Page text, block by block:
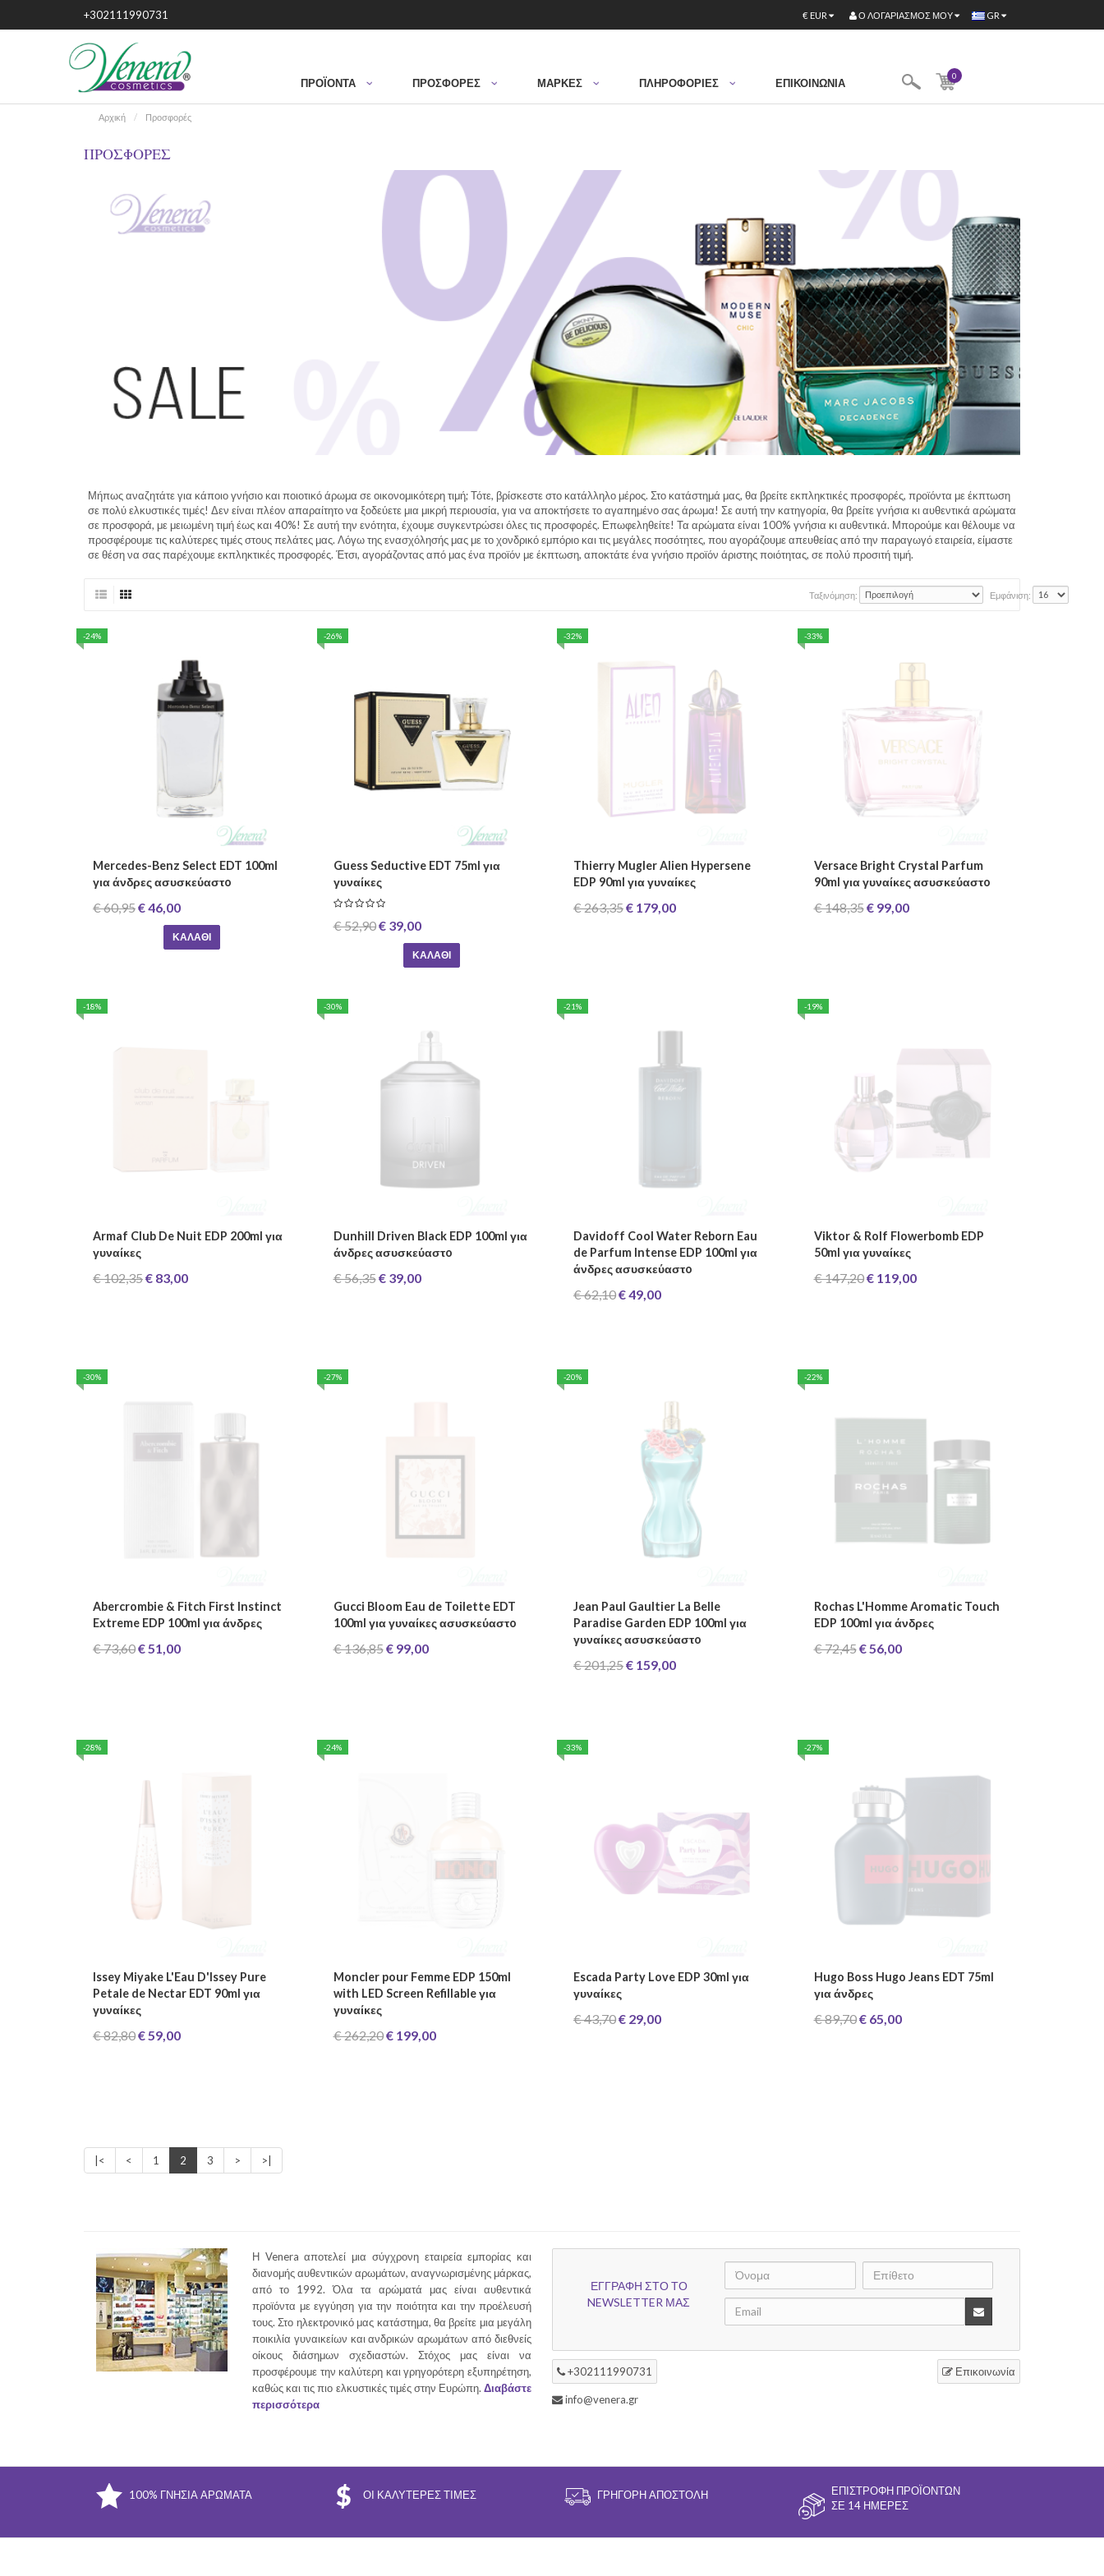
+302111990731 GR
€ EUR Ο ΛΟΓΑΡΙΑΣΜΌΣ ΜΟΥ
ΠΡΟΪΌΝΤΑ ΠΡΟΣΦΟΡΈΣ ΜΆΡΚΕΣ ΠΛΗΡΟΦΟΡΙΕΣ ΕΠΙΚΟΙΝΩΝΊΑ
0
Αρχική Προσφορές
ΠΡΟΣΦΟΡΈΣ
Μήπως αναζητάτε για κάποιο γνήσιο και ποιοτικό άρωμα σε οικονομικότερη τιμή; Τότε, βρίσκεστε στο κατάλληλο μέρος. Στο κατάστημά μας, θα βρείτε εκπληκτικές προσφορές, προϊόντα με έκπτωση
σε πολύ ελκυστικές τιμές! Δεν είναι πλέον απαραίτητο να ξοδεύετε μια μικρή περιουσία, για να αποκτήσετε το αγαπημένο σας άρωμα! Σε αυτή την κατηγορία, θα βρείτε γνήσια κι αυθεντικά αρώματα
σε προσφορά, με μειωμένη τιμή έως και 40%! Σε αυτή την ενότητα, έχουμε συγκεντρώσει όλες τις προσφορές. Επωφεληθείτε! Τα αρώματα είναι 100% γνήσια κι αυθεντικά. Μπορούμε και θέλουμε να
προσφέρουμε τις καλύτερες τιμές στους πελάτες μας. Λόγω της ενασχόλησής μας με το χονδρικό εμπόριο και τις μεγάλες ποσότητες, που αγοράζουμε απευθείας από την παραγωγό εταιρεία, είμαστε
σε θέση να σας παρέχουμε εκπληκτικές προσφορές. Έτσι, αγοράζοντας από μας ένα προϊόν με έκπτωση, αποκτάτε ένα γνήσιο προϊόν άριστης ποιότητας, σε πολύ προσιτή τιμή.
Ταξινόμηση: Εμφάνιση:
-24%
Mercedes-Benz Select EDT 100ml
για άνδρες ασυσκεύαστo
€ 60,95€ 46,00
ΚΑΛΆΘΙ
-26%
Guess Seductive EDT 75ml για
γυναίκες
€ 52,90€ 39,00
ΚΑΛΆΘΙ
-32%
Thierry Mugler Alien Hypersene
EDP 90ml για γυναίκες
€ 263,35€ 179,00
-33%
Versace Bright Crystal Parfum
90ml για γυναίκες ασυσκεύαστo
€ 148,35€ 99,00
-18%
Armaf Club De Nuit EDP 200ml για
γυναίκες
€ 102,35€ 83,00
-30%
Dunhill Driven Black EDP 100ml για
άνδρες ασυσκεύαστo
€ 56,35€ 39,00
-21%
Davidoff Cool Water Reborn Eau
de Parfum Intense EDP 100ml για
άνδρες ασυσκεύαστo
€ 62,10€ 49,00
-19%
Viktor & Rolf Flowerbomb EDP
50ml για γυναίκες
€ 147,20€ 119,00
-30%
Abercrombie & Fitch First Instinct
Extreme EDP 100ml για άνδρες
€ 73,60€ 51,00
-27%
Gucci Bloom Eau de Toilette EDT
100ml για γυναίκες ασυσκεύαστo
€ 136,85€ 99,00
-20%
Jean Paul Gaultier La Belle
Paradise Garden EDP 100ml για
γυναίκες ασυσκεύαστo
€ 201,25€ 159,00
-22%
Rochas L'Homme Aromatic Touch
EDP 100ml για άνδρες
€ 72,45€ 56,00
-28%
Issey Miyake L'Eau D'Issey Pure
Petale de Nectar EDT 90ml για
γυναίκες
€ 82,80€ 59,00
-24%
Moncler pour Femme EDP 150ml
with LED Screen Refillable για
γυναίκες
€ 262,20€ 199,00
-33%
Escada Party Love EDP 30ml για
γυναίκες
€ 43,70€ 29,00
-27%
Hugo Boss Hugo Jeans EDT 75ml
για άνδρες
€ 89,70€ 65,00
|< < 1 2 3 > >|
Η Venera αποτελεί μια σύγχρονη εταιρεία εμπορίας και
διανομής αυθεντικών αρωμάτων, αναγνωρισμένης μάρκας,
από το 1992. Όλα τα αρώματά μας είναι αυθεντικά
προϊόντα με εγγύηση για την ποιότητα και την προέλευσή
τους. Στο ηλεκτρονικό μας κατάστημα, θα βρείτε μια μεγάλη
ποικιλία γυναικείων και ανδρικών αρωμάτων από διεθνείς
οίκους διάσημων σχεδιαστών. Στόχος μας είναι να
προσφέρουμε την καλύτερη και γρηγορότερη εξυπηρέτηση,
καθώς και τις πιο ελκυστικές τιμές στην Ευρώπη. Διαβάστε
περισσότερα
ΕΓΓΡΑΦΗ ΣΤΟ ΤΟ
NEWSLETTER ΜΑΣ
+302111990731 Επικοινωνία
info@venera.gr
100% ΓΝΉΣΙΑ ΑΡΏΜΑΤΑ ΟΙ ΚΑΛΎΤΕΡΕΣ ΤΙΜΈΣ ΓΡΉΓΟΡΗ ΑΠΟΣΤΟΛΉ
ΕΠΙΣΤΡΟΦΉ ΠΡΟΪΌΝΤΩΝ
ΣΕ 14 ΗΜΈΡΕΣ